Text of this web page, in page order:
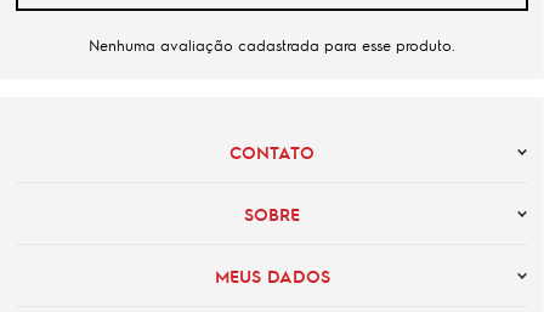
Nenhuma avaliação cadastrada para esse produto.
CONTATO
SOBRE
MEUS DADOS